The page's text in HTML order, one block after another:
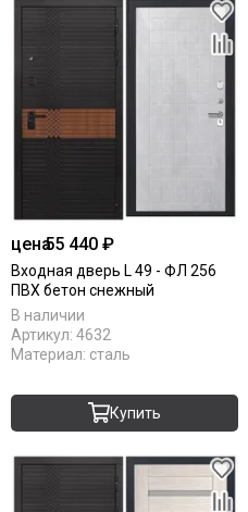
цена55 440 ₽
Входная дверь L 49 - ФЛ 256
ПВХ бетон снежный
В наличии
Артикул: 4632
Материал: сталь
Купить